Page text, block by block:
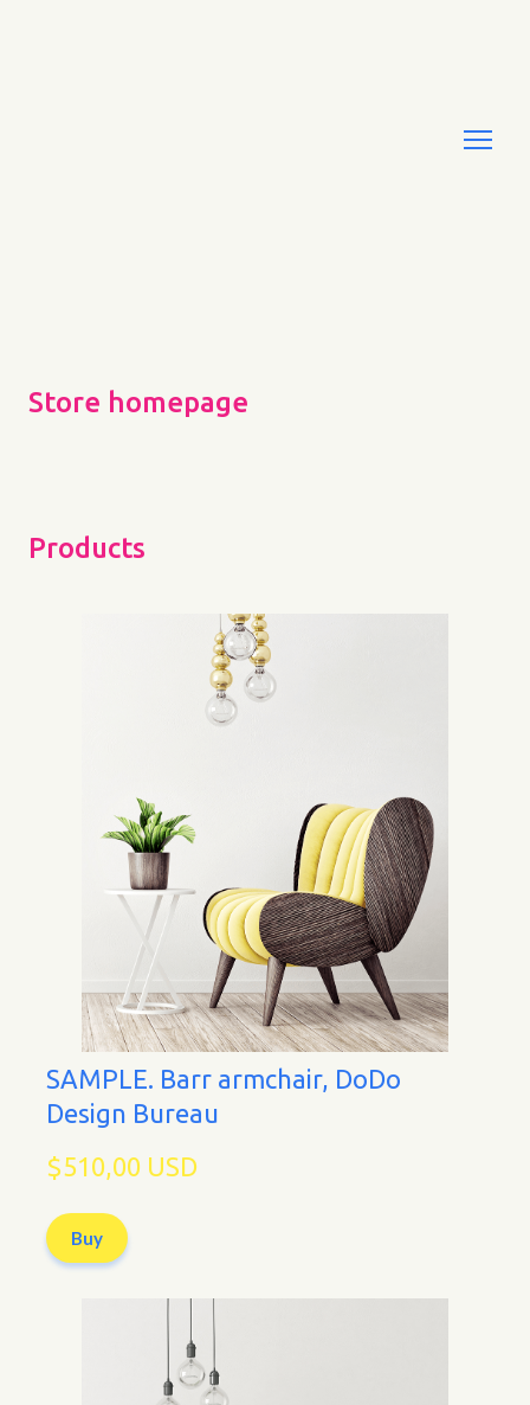
Store homepage
Products
SAMPLE. Barr armchair, DoDo
Design Bureau
$510,00 USD
Buy